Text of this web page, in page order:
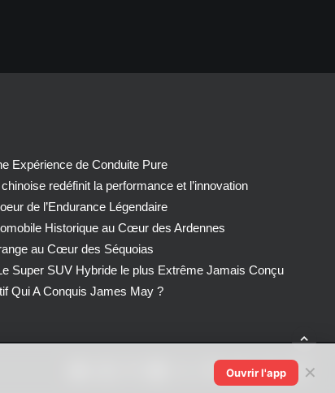
Expérience de Conduite Pure
redéfinit la performance et l’innovation
de l’Endurance Légendaire
Historique au Cœur des Ardennes
au Cœur des Séquoias
Super SUV Hybride le plus Extrême Jamais Conçu
Qui A Conquis James May ?
Ouvrir l'app ✕